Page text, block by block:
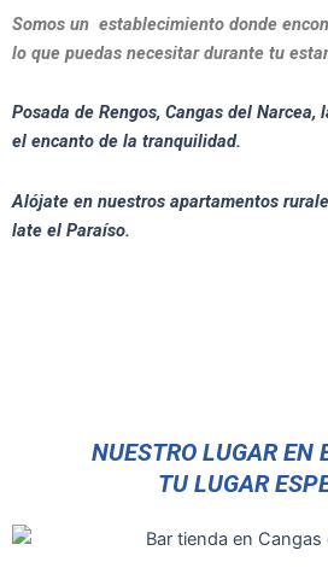
Somos un establecimiento donde
lo que puedas necesitar durante tu
Posada de Rengos, Cangas del Narcea,
el encanto de la tranquilidad.
Alójate en nuestros apartamentos
late el Paraíso.
NUESTRO LUGAR EN
TU LUGAR